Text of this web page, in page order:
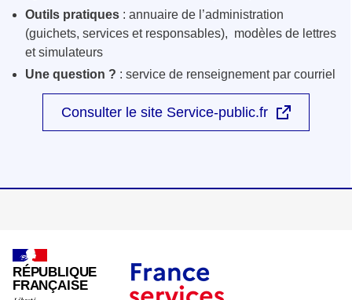
Outils pratiques : annuaire de l’administration
(guichets, services et responsables), modèles de lettres
et simulateurs
Une question ? : service de renseignement par courriel
Consulter le site Service-public.fr
RÉPUBLIQUE
FRANÇAISE